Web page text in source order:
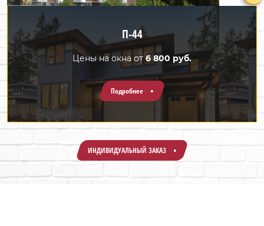
П-44
Цены на окна от6 800 руб.
Подробнее
ИНДИВИДУАЛЬНЫЙ ЗАКАЗ